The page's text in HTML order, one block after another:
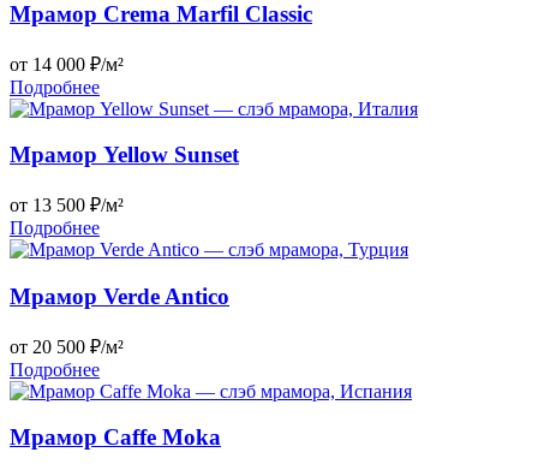
Мрамор Crema Marfil Classic
от 14 000 ₽/м²
Подробнее
Мрамор Yellow Sunset
от 13 500 ₽/м²
Подробнее
Мрамор Verde Antico
от 20 500 ₽/м²
Подробнее
Мрамор Caffe Moka